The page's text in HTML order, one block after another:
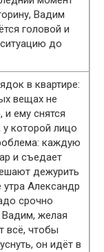
Вадим
головой и
до
в квартире:
вещах не
ему снятся
которой лицо
каждую
и съедает
дежурить
Александр
срочно
Вадим, желая
всё, чтобы
он идёт в